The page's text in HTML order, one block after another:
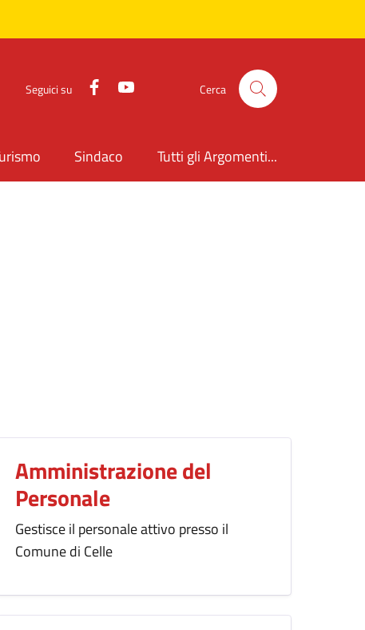
Seguici su Facebook Cerca
Sindaco Tutti gli Argomenti...
Amministrazione del
Personale
Gestisce il personale attivo presso il
Comune di Celle